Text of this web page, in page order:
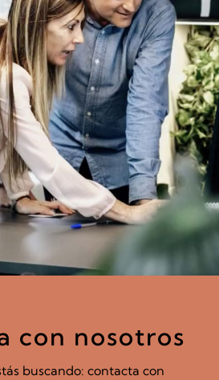
con nosotros
buscando: contacta con